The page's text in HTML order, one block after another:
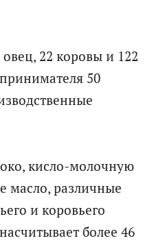
овец, 22 коровы и 122
50
кисло-молочную
масло, различные
и коровьего
более 46